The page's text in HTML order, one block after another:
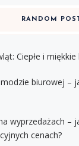
RANDOM
Ciepłe i
biurowej –
wyprzedażach –
cenach?